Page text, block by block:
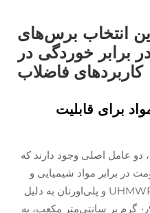
انتخاب برس‌های
برابر خوردگی در
کاربردهای فاضلاب
برای قابلیت
دو عامل اصلی وجود دارند که
در برابر مواد شیمیایی و
توانایی حفظ شکل تحت فشار. UHMWPE و پلی‌اورتان به دلیل
داشتن چگالی پایین بین ۰٫۹۴ تا ۰٫۹۸ گرم بر سانتی‌متر مکعب، به